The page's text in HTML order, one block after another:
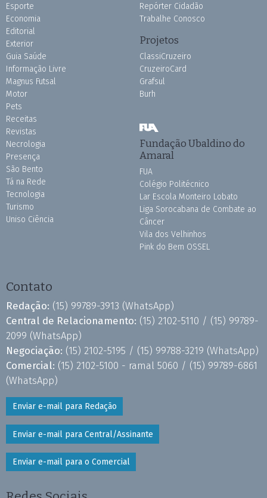
Esporte
Economia
Editorial
Exterior
Guia Saúde
Informação Livre
Magnus Futsal
Motor
Pets
Receitas
Revistas
Necrologia
Presença
São Bento
Tá na Rede
Tecnologia
Turismo
Uniso Ciência
Repórter Cidadão
Trabalhe Conosco
Projetos
ClassiCruzeiro
CruzeiroCard
Grafsul
Burh
Fundação Ubaldino do
Amaral
FUA
Colégio Politécnico
Lar Escola Monteiro Lobato
Liga Sorocabana de Combate ao
Câncer
Vila dos Velhinhos
Pink do Bem OSSEL
Contato
Redação: (15) 99789-3913 (WhatsApp)
Central de Relacionamento: (15) 2102-5110 / (15) 99789-
2099 (WhatsApp)
Negociação: (15) 2102-5195 / (15) 99788-3219 (WhatsApp)
Comercial: (15) 2102-5100 - ramal 5060 / (15) 99789-6861
(WhatsApp)
Enviar e-mail para Redação
Enviar e-mail para Central/Assinante
Enviar e-mail para o Comercial